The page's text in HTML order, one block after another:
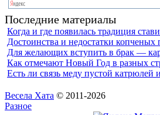
Последние материалы
Когда и где появилась традиция
Достоинства и недостатки копченых
Для желающих вступить в брак —
Как отмечают Новый Год в разных
Есть ли связь меду пустой катрюлей
Весела Хата © 2011-2026
Разное